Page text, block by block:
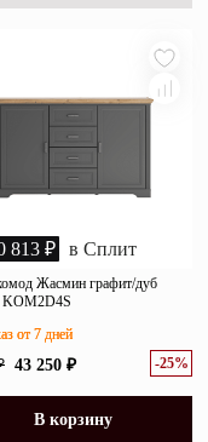
813 ₽ в Сплит
Жасмин графит/дуб
KOM2D4S
43 250 ₽ -25%
от 7 дней
В корзину